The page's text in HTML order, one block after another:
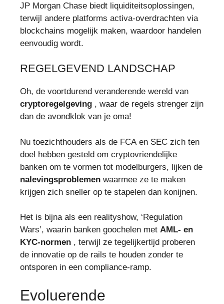
JP Morgan Chase biedt liquiditeitsoplossingen,
terwijl andere platforms activa-overdrachten via
blockchains mogelijk maken, waardoor handelen
eenvoudig wordt.
REGELGEVEND LANDSCHAP
Oh, de voortdurend veranderende wereld van
cryptoregelgeving , waar de regels strenger zijn
dan de avondklok van je oma!
Nu toezichthouders als de FCA en SEC zich ten
doel hebben gesteld om cryptovriendelijke
banken om te vormen tot modelburgers, lijken de
nalevingsproblemen waarmee ze te maken
krijgen zich sneller op te stapelen dan konijnen.
Het is bijna als een realityshow, ‘Regulation
Wars’, waarin banken goochelen met AML- en
KYC-normen , terwijl ze tegelijkertijd proberen
de innovatie op de rails te houden zonder te
ontsporen in een compliance-ramp.
Evoluerende